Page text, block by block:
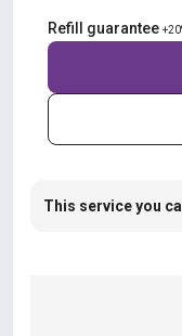
Refill guarantee
This service you